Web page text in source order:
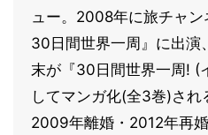
ュー。2008年に旅チャ
30日間世界一周』に出演
末が『30日間世界一周! (
してマンガ化(全3巻)され
2009年離婚・2012年再